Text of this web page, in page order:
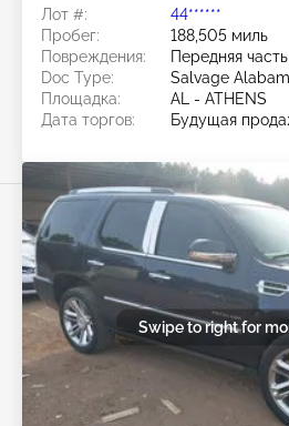
Лот #:
44******
Пробег:
188,505 миль
Повреждения:
Передняя часть
Doc Type:
Salvage
Площадка:
AL - ATHENS
Дата торгов:
Будущая
Swipe to right for